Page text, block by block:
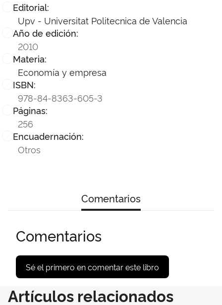
Editorial:
Upv - Universitat Politecnica de Valencia
Año de edición:
2010
Materia:
Economía y empresa
ISBN:
978-84-8363-605-3
Páginas:
256
Encuadernación:
Otros
Comentarios
Comentarios
Sé el primero en comentar este libro
Artículos relacionados